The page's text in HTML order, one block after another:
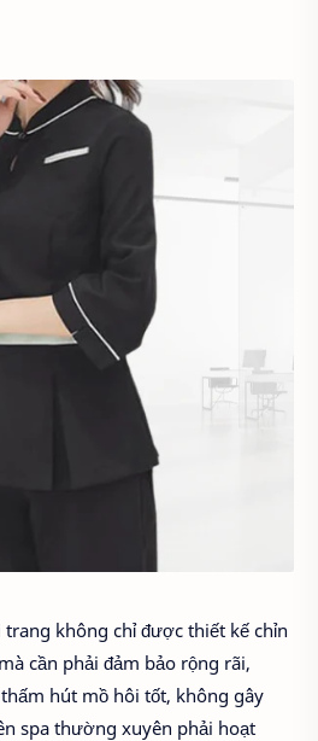
không chỉ được thiết kế chỉn
cần phải đảm bảo rộng rãi,
hút mồ hôi tốt, không gây
spa thường xuyên phải hoạt